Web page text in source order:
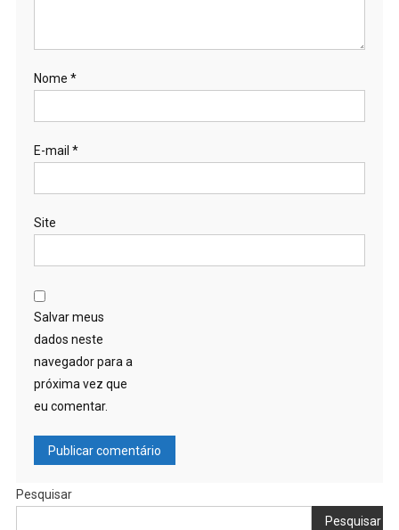
Nome *
E-mail *
Site
Salvar meus
dados neste
navegador para a
próxima vez que
eu comentar.
Pesquisar
Pesquisar